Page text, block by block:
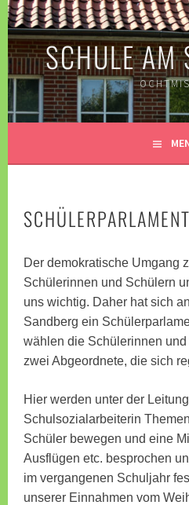
Springe
zum
Inhalt
SCHULE AM
SCHÜLERPARLAMENT
Der demokratische Umgang
Schülerinnen und Schülern
uns wichtig. Daher hat sich
Sandberg ein
wählen die Schülerinnen
zwei Abgeordnete, die sich
Hier werden unter der
Schulsozialarbeiterin
Schüler bewegen und eine
Ausflügen etc. besprochen
im vergangenen Schuljahr
unserer Einnahmen vom